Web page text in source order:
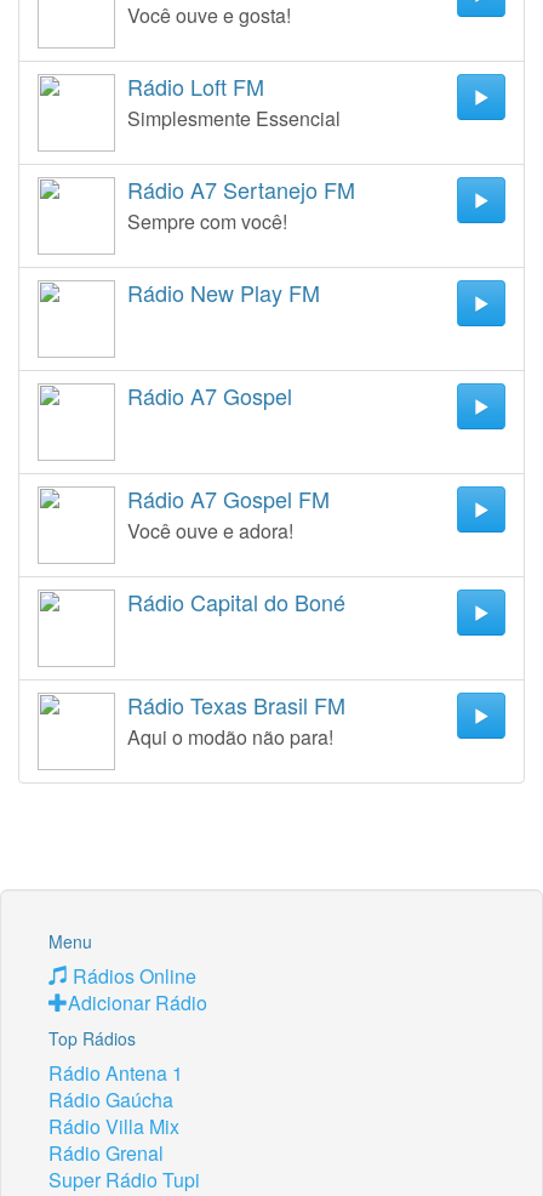
Você ouve e gosta!
Rádio Loft FM
Simplesmente Essencial
Rádio A7 Sertanejo FM
Sempre com você!
Rádio New Play FM
Rádio A7 Gospel
Rádio A7 Gospel FM
Você ouve e adora!
Rádio Capital do Boné
Rádio Texas Brasil FM
Aqui o modão não para!
Menu
Rádios Online
Adicionar Rádio
Top Rádios
Rádio Antena 1
Rádio Gaúcha
Rádio Villa Mix
Rádio Grenal
Super Rádio Tupi